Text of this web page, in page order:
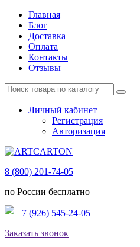
Главная
Блог
Доставка
Оплата
Контакты
Отзывы
Личный кабинет
Регистрация
Авторизация
8 (800) 201-74-05
по России бесплатно
+7 (926) 545-24-05
Заказать звонок